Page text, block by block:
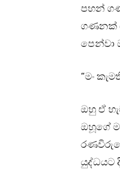
පහන්
ගණනක්
පෙන්වා
“මං
ඔහු ඒ
ඔහූගේ
යුද්ධයට